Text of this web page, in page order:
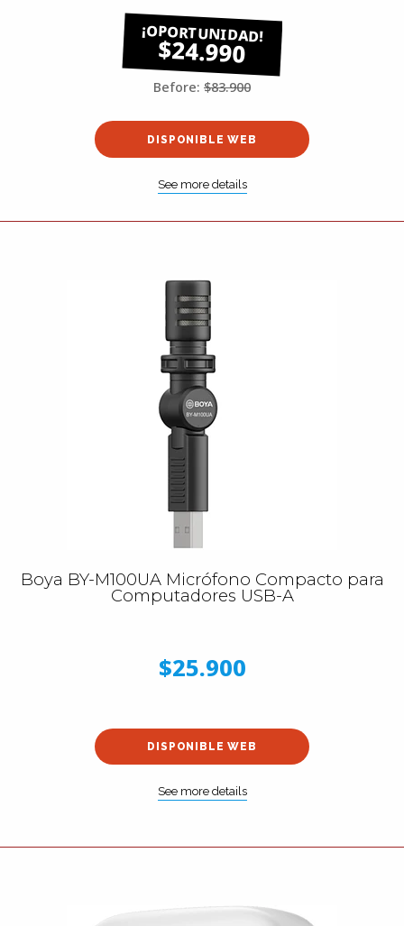
$24.990
Before: $83.900
DISPONIBLE WEB
See more details
Boya BY-M100UA Micrófono Compacto para
Computadores USB-A
$25.900
DISPONIBLE WEB
See more details